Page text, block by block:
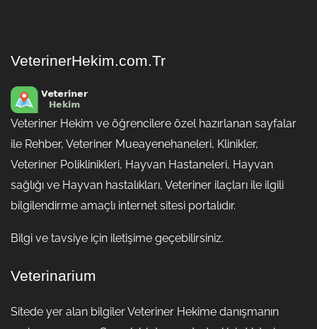
VeterinerHekim.com.Tr
Veteriner Hekim ve öğrencilere özel hazırlanan sayfalar
ile Rehber, Veteriner Mueayenehaneleri, Klinikler,
Veteriner Poliklinikleri, Hayvan Hastaneleri, Hayvan
sağlığı ve Hayvan hastalıkları, Veteriner ilaçları ile ilgili
bilgilendirme amaçlı internet sitesi portalıdır.
Bilgi ve tavsiye için iletişime geçebilirsiniz.
Veterinarium
Sitede yer alan bilgiler Veteriner Hekime danışmanın